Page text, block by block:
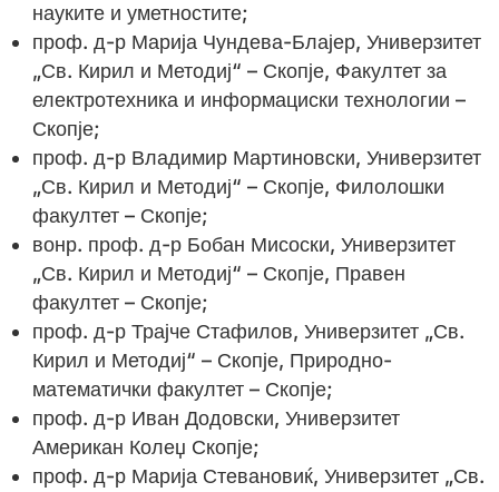
науките и уметностите;
проф. д-р Марија Чундева-Блајер, Универзитет
„Св. Кирил и Методиј“ – Скопје, Факултет за
електротехника и информациски технологии –
Скопје;
проф. д-р Владимир Мартиновски, Универзитет
„Св. Кирил и Методиј“ – Скопје, Филолошки
факултет – Скопје;
вонр. проф. д-р Бобан Мисоски, Универзитет
„Св. Кирил и Методиј“ – Скопје, Правен
факултет – Скопје;
проф. д-р Трајче Стафилов, Универзитет „Св.
Кирил и Методиј“ – Скопје, Природно-
математички факултет – Скопје;
проф. д-р Иван Додовски, Универзитет
Американ Колеџ Скопје;
проф. д-р Марија Стевановиќ, Универзитет „Св.